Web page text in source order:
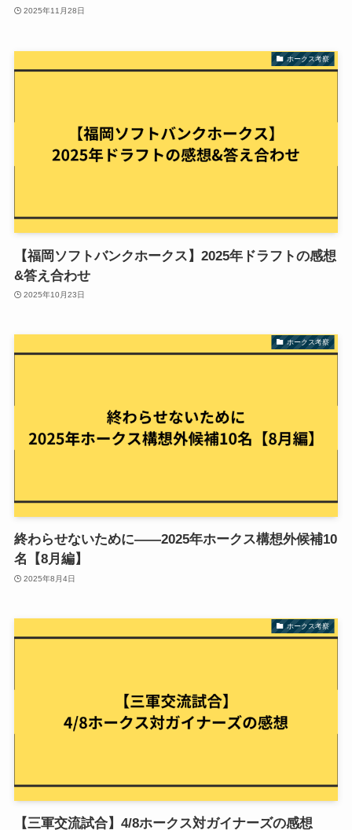
2025年11月28日
ホークス考察
【福岡ソフトバンクホークス】2025年ドラフトの感想
&答え合わせ
2025年10月23日
ホークス考察
終わらせないために——2025年ホークス構想外候補10
名【8月編】
2025年8月4日
ホークス考察
【三軍交流試合】4/8ホークス対ガイナーズの感想